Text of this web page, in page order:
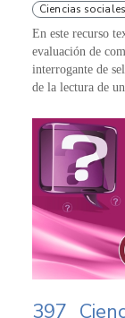
Ciencias sociales
En este recurso
evaluación de
interrogante de
de la lectura de
397